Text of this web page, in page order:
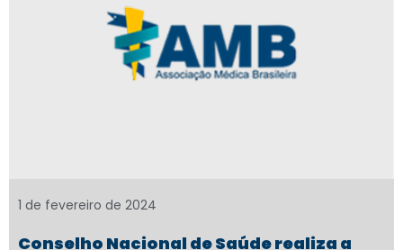
Conselho Nacional de Saúde realiza a
1 de fevereiro de 2024